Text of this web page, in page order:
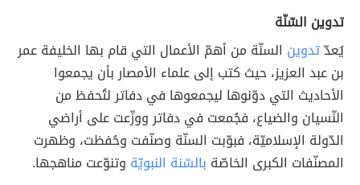
تدوين السّنّة
يُعدّتدوين السنّة من أهمّ الأعمال التي قام بها الخليفة عمر
بن عبد العزيز، حيث كتب إلى علماء الأمصار بأن يجمعوا
الأحاديث التي دوّنوها ليجمعوها في دفاتر لتُحفظ من
النّسيان والضياع، فجُمعت في دفاتر ووزّعت على أراضي
الدّولة الإسلاميّة، فبوّبت السنّة وصنّفت وحُفظت، وظهرت
المصنّفات الكبرى الخاصّة بالسّنة النبويّة وتنوّعت مناهجها.